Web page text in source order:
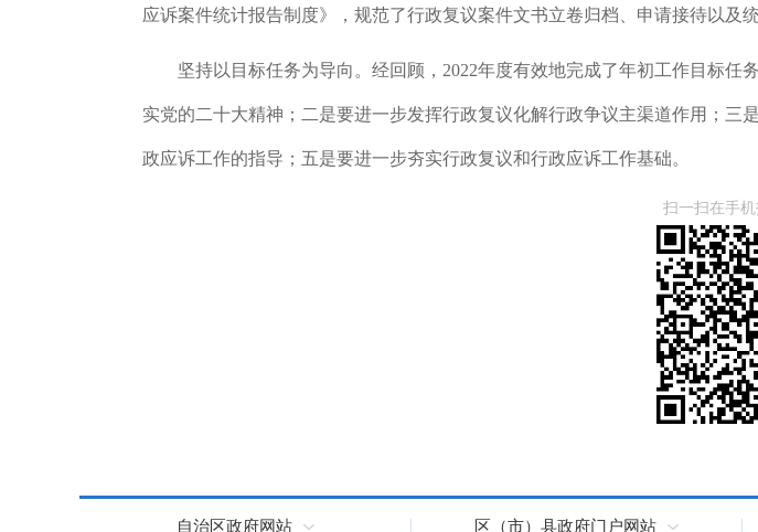
应诉案件统计报告制度》，规范了行政复议案件文书立卷归档、申请接待以及统
坚持以目标任务为导向。 经回顾， 2022年度有效地完成了年初工作目标任
实党的二十大精神；二是要进一步发挥行政复议化解行政争议主渠道作用；
政应诉工作的指导；五是要进一步夯实行政复议和行政应诉工作基础。
扫一扫在手
自治区政府网站 区（市）县政府门户网站